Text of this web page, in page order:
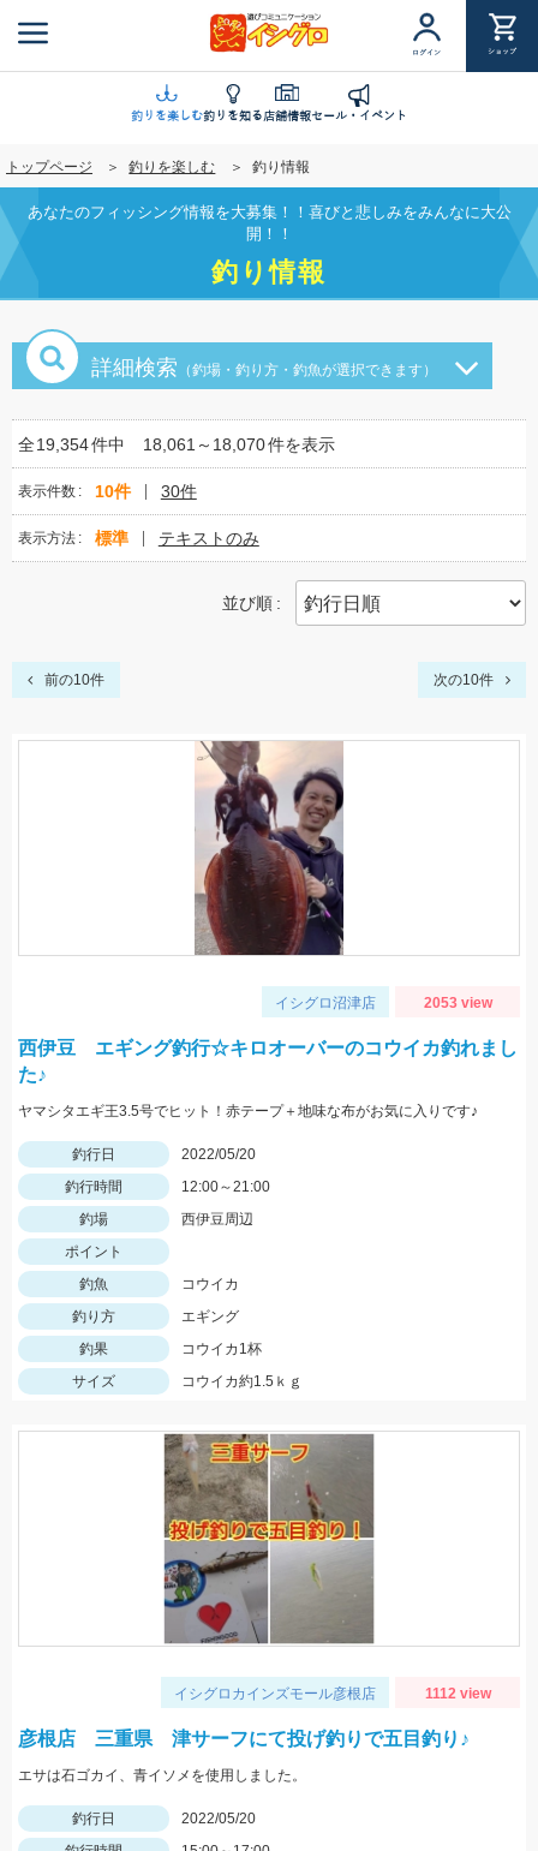
ン
に
移
動
ログイン ショップ
釣りを楽しむ釣りを知る店舗情報セール・イベント
トップページ 釣りを楽しむ 釣り情報
あなたのフィッシング情報を大募集！！喜びと悲しみをみんなに大公
開！！
釣り情報
詳細検索 （釣場・釣り方・釣魚が選択できます）
全19,354件中 18,061～18,070件を表示
表示件数 10件 30件
表示方法 標準 テキストのみ
並び順
前の10件 次の10件
イシグロ沼津店 2053 view
西伊豆 エギング釣行☆キロオーバーのコウイカ釣れまし
た♪
ヤマシタエギ王3.5号でヒット！赤テープ＋地味な布がお気に入りです♪
釣行日
2022/05/20
釣行時間
12:00～21:00
釣場
西伊豆周辺
ポイント
釣魚
コウイカ
釣り方
エギング
釣果
コウイカ1杯
サイズ
コウイカ約1.5ｋｇ
イシグロカインズモール彦根店 1112 view
彦根店 三重県 津サーフにて投げ釣りで五目釣り♪
エサは石ゴカイ、青イソメを使用しました。
釣行日
2022/05/20